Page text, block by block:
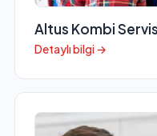
Altus Kombi
Detaylı bilgi →